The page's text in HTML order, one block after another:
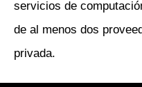
servicios de
de al menos dos
privada.